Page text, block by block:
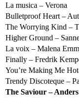
La musica – Verona
Bulletproof Heart –
The Worrying Kind –
Higher Ground –
La voix – Malena
Finally – Fredrik
You’re Making Me
Trendy Discoteque –
The Saviour –